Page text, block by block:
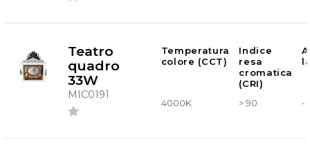
Teatro
quadro
33W
MIC0191
Temperatura
colore (CCT)
Indice
resa
cromatica
(CRI)
4000K > 90 -